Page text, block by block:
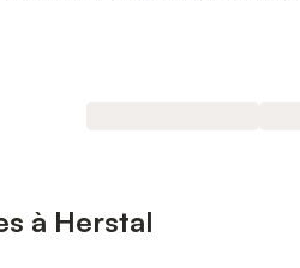
à Herstal